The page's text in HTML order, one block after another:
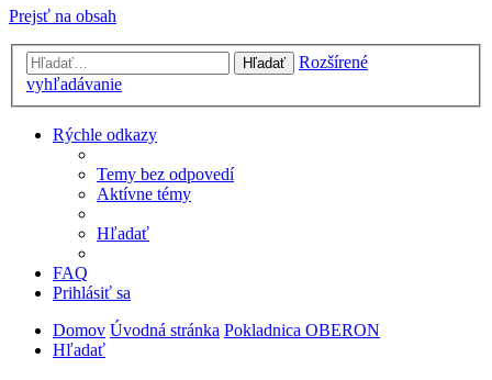
Prejsť na obsah
Hľadať
Rozšírené
vyhľadávanie
Rýchle odkazy
Temy bez odpovedí
Aktívne témy
Hľadať
FAQ
Prihlásiť sa
Domov Úvodná stránka Pokladnica OBERON
Hľadať